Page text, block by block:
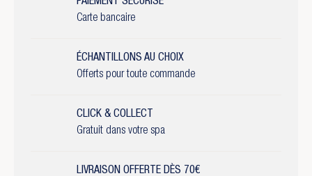
Carte bancaire
ÉCHANTILLONS AU CHOIX
Offerts pour toute commande
CLICK & COLLECT
Gratuit dans votre spa
LIVRAISON OFFERTE DÈS 70€